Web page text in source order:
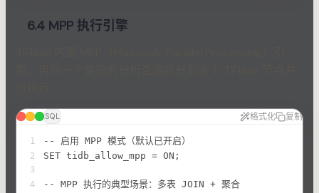
6.4 MPP 执行引擎
SQL 格式化 复制
1 -- 启用 MPP 模式（默认已开启）
2 SET tidb_allow_mpp = ON;
3
4
-- MPP 执行的典型场景：多表 JOIN + 聚合